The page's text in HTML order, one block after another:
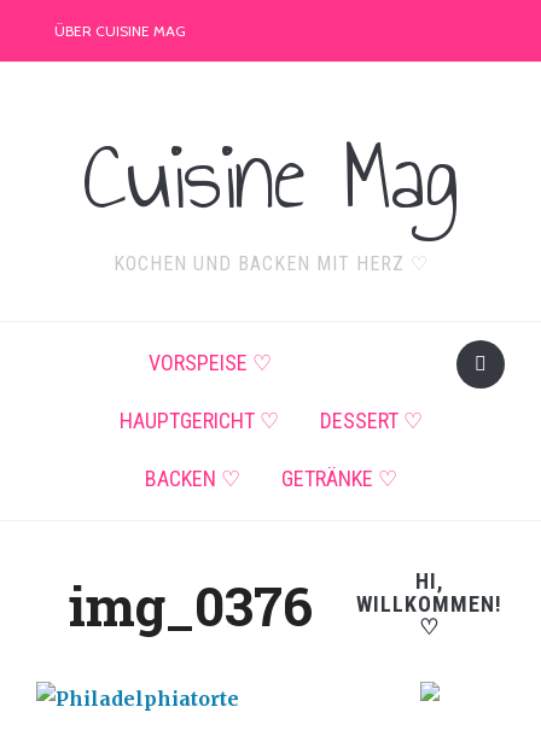
ÜBER CUISINE MAG
Cuisine Mag
KOCHEN UND BACKEN MIT HERZ ♡
VORSPEISE ♡
HAUPTGERICHT ♡ DESSERT ♡
BACKEN ♡ GETRÄNKE ♡
img_0376
HI,
WILLKOMMEN!
♡